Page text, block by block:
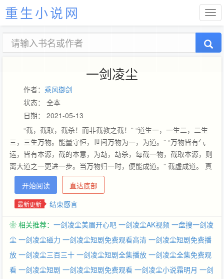
重生小说网
一剑凌尘
作者： 乘风御剑
状态： 全本
日期： 2021-05-13
“截，截取，截杀！而非截教之截！” “道生一，一生二，二生
三，三生万物。能量守恒，世间万物为一，为道。” “万物皆有气
运，皆有本源，截的本意，为劫，劫杀，每截一物，截取本源，则
离大道之一更进一步。当万物归一时，便能成道。” 截虚成道。 真
玄世界第一高手的林尘，本该退出历史舞台，然而，因为一次夺
舍，一柄截剑，他的生命轨迹骤然大变，天翻地覆！ …… 继《剑
噬天下》《星神祭》《无上真身》《求败》第五本小说。 本书书群
群：170825559（VIP读者加）
开始阅读 直达底部
最新更新 结束感言
❀ 相关推荐： 一剑凌尘美眉开心吧 一剑凌尘AK视频 一盘搜一剑凌
尘 一剑凌尘磁力 一剑凌尘短剧免费观看高清 一剑凌尘短剧免费播
放 一剑凌尘三百三十 一剑凌尘短剧全集播放 一剑凌尘全集免费观
看 一剑凌尘短剧 一剑凌尘短剧免费观看 一剑凌尘小说霜明月 一剑